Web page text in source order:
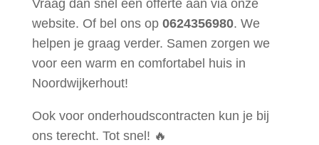
Vraag dan snel een offerte aan via onze
website. Of bel ons op 0624356980. We
helpen je graag verder. Samen zorgen we
voor een warm en comfortabel huis in
Noordwijkerhout!
Ook voor onderhoudscontracten kun je bij
ons terecht. Tot snel! 🔥